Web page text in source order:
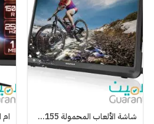
شاشة الألعاب المحمولة Gaems M155 مقاس 15.5 بوصة عالية الدقة LED